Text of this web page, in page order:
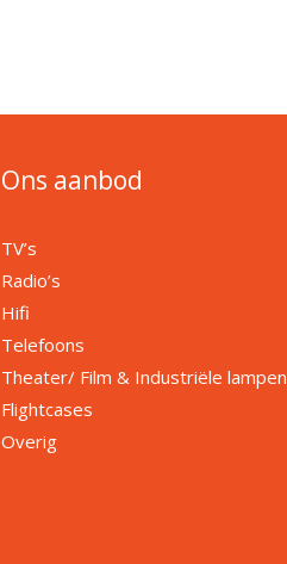
Ons aanbod
TV’s
Radio’s
Hifi
Telefoons
Theater/ Film & Industriële lampen
Flightcases
Overig